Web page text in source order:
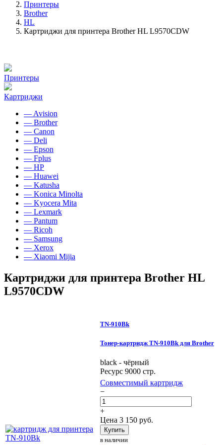
Принтеры
Brother
HL
Картриджи для принтера Brother HL L9570CDW
Принтеры
Картриджи
— Avision
— Brother
— Canon
— Deli
— Epson
— Fplus
— HP
— Huawei
— Katusha
— Konica Minolta
— Kyocera Mita
— Lexmark
— Pantum
— Ricoh
— Samsung
— Xerox
— Xiaomi Mijia
Картриджи для принтера Brother HL
L9570CDW
TN-910Bk
Тонер-картридж TN-910Bk для Brother
black - чёрный
Ресурс 9000 стр.
Совместимый картридж
−
+
Цена 3 150 руб.
Купить
в наличии